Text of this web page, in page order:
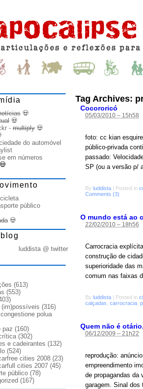
Tag Archives:
Cocororicó
05/03/2010 – 15h58
foto: cc kian
público-privada
passado:
SP (ou a versão p/
By luddista | Posted in
Comments (3)
O mundo está ao
22/02/2010 – 18h56
Carrocracia
construção de
superioridade das
comum nas faixas
By luddista | Posted in
calçadas carrocracia
Quem não é
06/12/2009 – 21h22
reprodução:
empreendimento
de propagandas da
garagem. Sinal dos
💀
💀
- multiply 💀
do automóvel
em números
💀
público
💀
luddista @ twitter
(613)
(553)
(316)
polua
paz (160)
(302)
e cadeirantes (132)
(524)
cities 2008 (23)
cities 2007 (45)
público (78)
(167)